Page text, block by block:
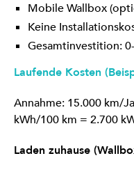
Mobile Wallbox
Keine
Gesamtinvestition:
Laufende Kosten
Annahme: 15.000 km/
kWh/100 km = 2.700
Laden zuhause